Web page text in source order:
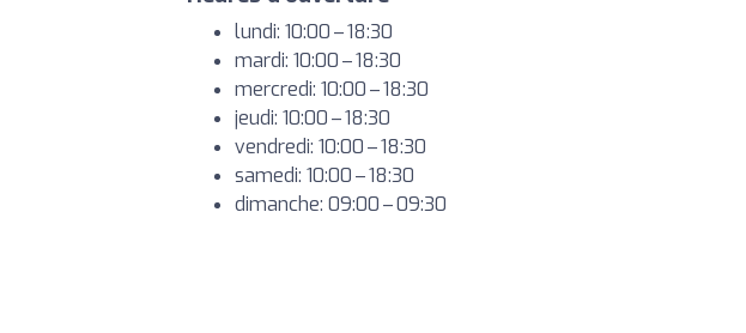
lundi: 10:00 – 18:30
mardi: 10:00 – 18:30
mercredi: 10:00 – 18:30
jeudi: 10:00 – 18:30
vendredi: 10:00 – 18:30
samedi: 10:00 – 18:30
dimanche: 09:00 – 09:30